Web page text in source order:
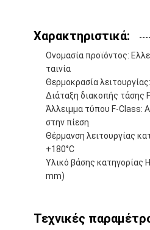
Σπίτι
Περίπου εμείς
Χαρακτηριστικά:
Ονομασία προϊόντος:
ταινία
Θερμοκρασία
Διάταξη διακοπής τάσης
Άλλειμμα τύπου F-Class:
στην πίεση
Θέρμανση λειτουργίας
+180°C
Υλικό βάσης κατηγορίας
mm)
Τεχνικές